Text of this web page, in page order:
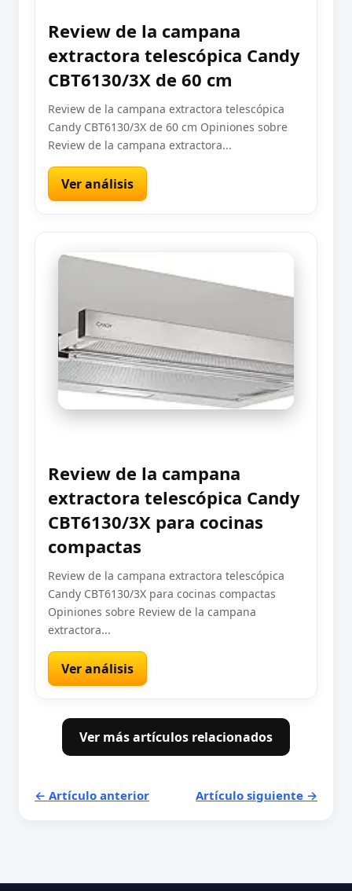
Review de la campana
extractora telescópica Candy
CBT6130/3X de 60 cm
Review de la campana extractora telescópica
Candy CBT6130/3X de 60 cm Opiniones sobre
Review de la campana extractora...
Ver análisis
Review de la campana
extractora telescópica Candy
CBT6130/3X para cocinas
compactas
Review de la campana extractora telescópica
Candy CBT6130/3X para cocinas compactas
Opiniones sobre Review de la campana
extractora...
Ver análisis
Ver más artículos relacionados
← Artículo anterior Artículo siguiente →